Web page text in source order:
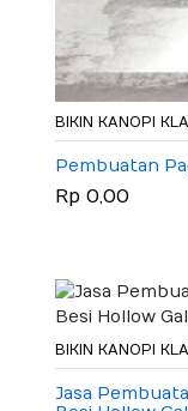
BIKIN KANOPI
Pembuatan
Rp 0,00
BIKIN KANOPI
Jasa